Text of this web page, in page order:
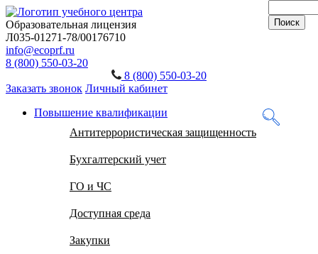
Образовательная лицензия
Л035-01271-78/00176710
info@ecoprf.ru
8 (800) 550-03-20
8 (800) 550-03-20
Заказать звонок Личный кабинет
Повышение квалификации
Антитеррористическая защищенность
Бухгалтерский учет
ГО и ЧС
Доступная среда
Закупки